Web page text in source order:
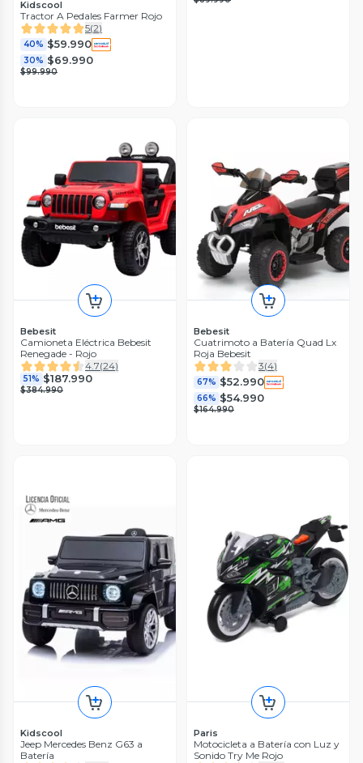
Kidscool
Tractor A Pedales Farmer Rojo
5(2)
40% $59.990
30% $69.990
$99.990
Bebesit
Camioneta Eléctrica Bebesit
Renegade - Rojo
4.7(24)
51% $187.990
$384.990
Bebesit
Cuatrimoto a Batería Quad Lx
Roja Bebesit
3(4)
67% $52.990
66% $54.990
$164.990
Kidscool
Jeep Mercedes Benz G63 a
Batería
Paris
Motocicleta a Batería con Luz y
Sonido Try Me Rojo